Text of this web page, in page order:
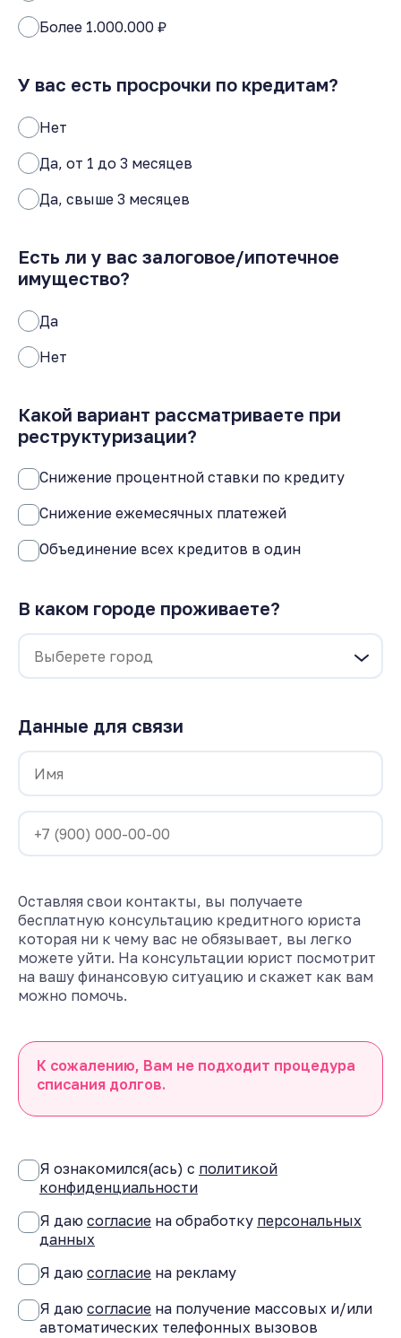
Более 1.000.000 ₽
У вас есть просрочки по кредитам?
Нет
Да, от 1 до 3 месяцев
Да, свыше 3 месяцев
Есть ли у вас залоговое/ипотечное
имущество?
Да
Нет
Какой вариант рассматриваете при
реструктуризации?
Снижение процентной ставки по кредиту
Снижение ежемесячных платежей
Объединение всех кредитов в один
В каком городе проживаете?
Данные для связи
Оставляя свои контакты, вы получаете
бесплатную консультацию кредитного юриста
которая ни к чему вас не обязывает, вы легко
можете уйти. На консультации юрист посмотрит
на вашу финансовую ситуацию и скажет как вам
можно помочь.
К сожалению, Вам не подходит процедура
списания долгов.
Я ознакомился(ась) с политикой
конфиденциальности
Я даю согласие на обработку персональных
данных
Я даю согласие на рекламу
Я даю согласие на получение массовых и/или
автоматических телефонных вызовов